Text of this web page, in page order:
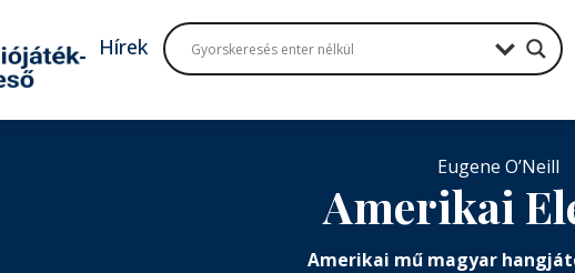
Hírek
Eugene O’Neill
Amerikai
Amerikai mű magyar